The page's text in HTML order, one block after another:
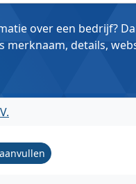
over een bedrijf?
merknaam, details,